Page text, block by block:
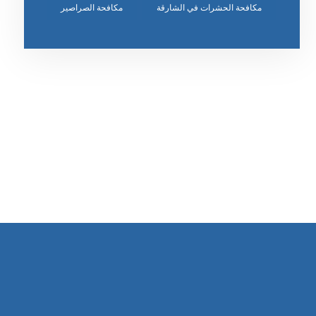
مكافحة الحشرات في الشارقة مكافحة الصراصير